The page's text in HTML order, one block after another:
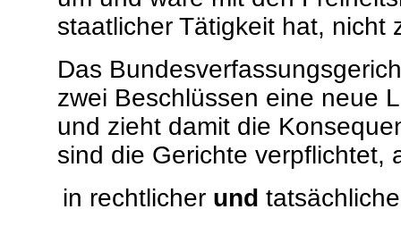
staatlicher Tätigkeit hat, nicht
Das
zwei Beschlüssen eine neue
und zieht damit die
sind die Gerichte verpflichtet,
in rechtlicher und